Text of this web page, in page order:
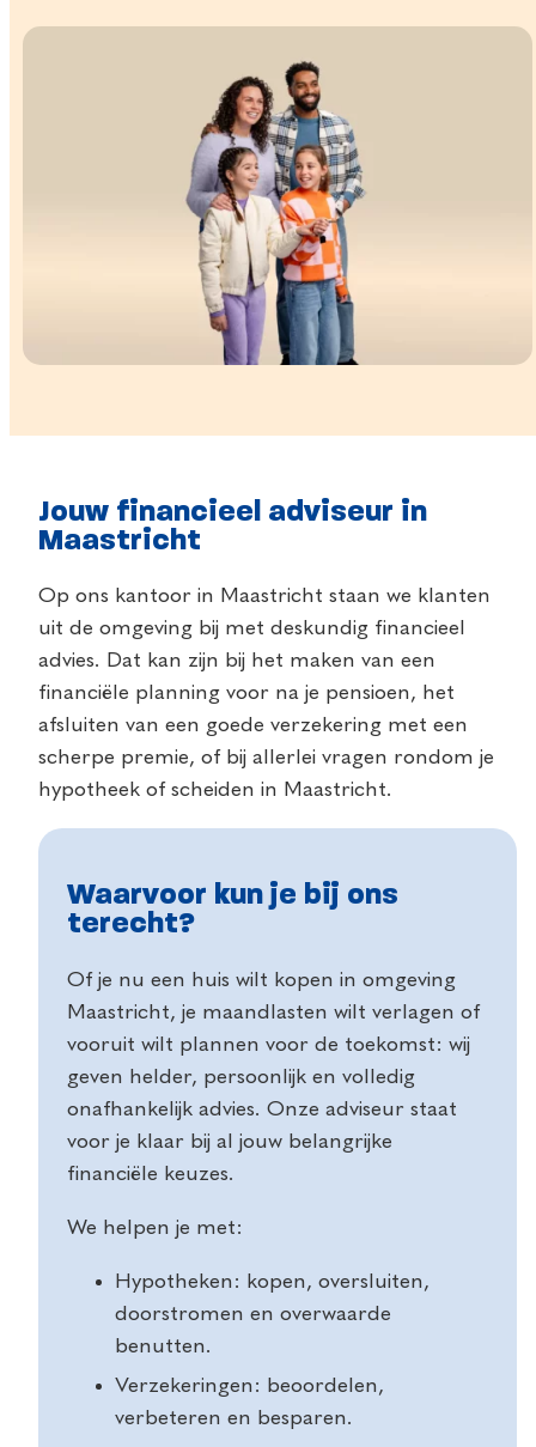
Jouw financieel adviseur in
Maastricht
Op ons kantoor in Maastricht staan we klanten
uit de omgeving bij met deskundig financieel
advies. Dat kan zijn bij het maken van een
financiële planning voor na je pensioen, het
afsluiten van een goede verzekering met een
scherpe premie, of bij allerlei vragen rondom je
hypotheek of scheiden in Maastricht.
Waarvoor kun je bij ons
terecht?
Of je nu een huis wilt kopen in omgeving
Maastricht, je maandlasten wilt verlagen of
vooruit wilt plannen voor de toekomst: wij
geven helder, persoonlijk en volledig
onafhankelijk advies. Onze adviseur staat
voor je klaar bij al jouw belangrijke
financiële keuzes.
We helpen je met:
Hypotheken: kopen, oversluiten,
doorstromen en overwaarde
benutten.
Verzekeringen: beoordelen,
verbeteren en besparen.